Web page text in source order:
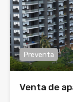
Preventa
Venta de